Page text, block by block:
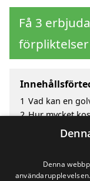
Få 3
förpliktelser
1 Vad kan en
2 Hur mycket
Fördelar med
Sök efter en
Denna